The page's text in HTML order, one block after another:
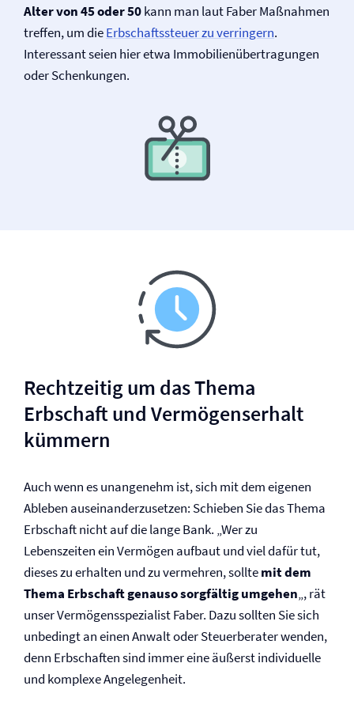
Alter von 45 oder 50kann man laut Faber Maßnahmen
treffen, um dieErbschaftssteuer zu verringern.
Interessant seien hier etwa Immobilienübertragungen
oder Schenkungen.
Rechtzeitig um das Thema
Erbschaft und Vermögenserhalt
kümmern
Auch wenn es unangenehm ist, sich mit dem eigenen
Ableben auseinanderzusetzen: Schieben Sie das Thema
Erbschaft nicht auf die lange Bank. „Wer zu
Lebenszeiten ein Vermögen aufbaut und viel dafür tut,
dieses zu erhalten und zu vermehren, solltemit dem
Thema Erbschaft genauso sorgfältig umgehen„, rät
unser Vermögensspezialist Faber. Dazu sollten Sie sich
unbedingt an einen Anwalt oder Steuerberater wenden,
denn Erbschaften sind immer eine äußerst individuelle
und komplexe Angelegenheit.